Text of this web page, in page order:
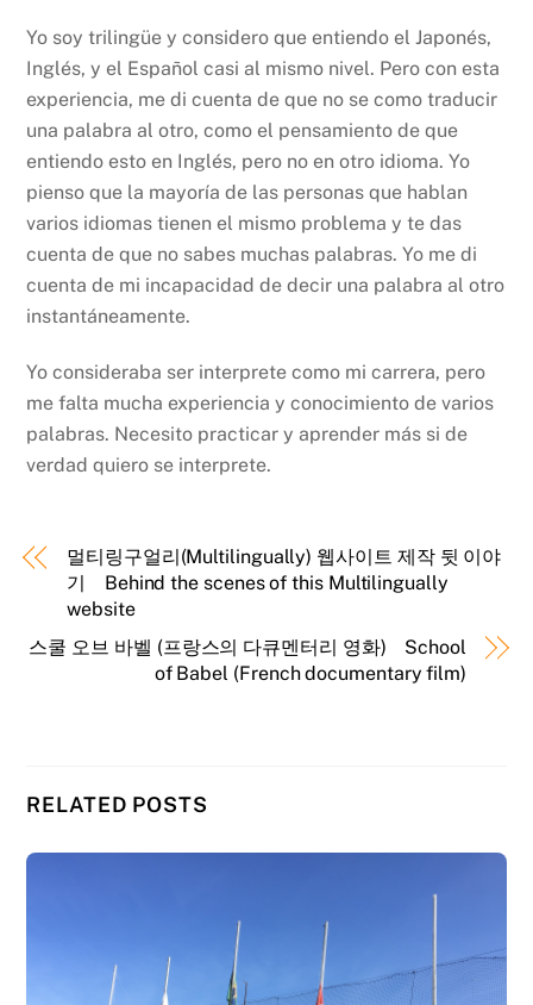
Yo soy trilingüe y considero que entiendo el Japonés,
Inglés, y el Español casi al mismo nivel. Pero con esta
experiencia, me di cuenta de que no se como traducir
una palabra al otro, como el pensamiento de que
entiendo esto en Inglés, pero no en otro idioma. Yo
pienso que la mayoría de las personas que hablan
varios idiomas tienen el mismo problema y te das
cuenta de que no sabes muchas palabras. Yo me di
cuenta de mi incapacidad de decir una palabra al otro
instantáneamente.
Yo consideraba ser interprete como mi carrera, pero
me falta mucha experiencia y conocimiento de varios
palabras. Necesito practicar y aprender más si de
verdad quiero se interprete.
멀티링구얼리(Multilingually) 웹사이트 제작 뒷 이야
기 Behind the scenes of this Multilingually
website
스쿨 오브 바벨 (프랑스의 다큐멘터리 영화) School
of Babel (French documentary film)
RELATED POSTS